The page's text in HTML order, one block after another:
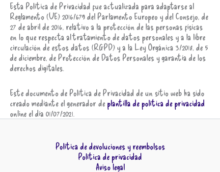
Esta Política de Privacidad fue actualizada para adaptarse al
Reglamento (UE) 2016/679 del Parlamento Europeo y del Consejo, de
27 de abril de 2016, relativo a la protección de las personas físicas
en lo que respecta al tratamiento de datos personales y a la libre
circulación de estos datos (RGPD) y a la Ley Orgánica 3/2018, de 5
de diciembre, de Protección de Datos Personales y garantía de los
derechos digitales.
Este documento de Política de Privacidad de un sitio web ha sido
creado mediante el generador de plantilla de política de privacidad
online el día 01/07/2021.
Política de devoluciones y reembolsos
Política de privacidad
Aviso legal